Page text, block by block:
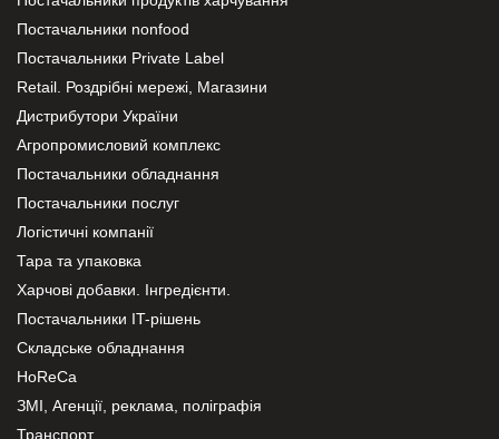
Постачальники nonfood
Постачальники Private Label
Retail. Роздрібні мережі, Магазини
Дистрибутори України
Агропромисловий комплекс
Постачальники обладнання
Постачальники послуг
Логістичні компанії
Тара та упаковка
Харчові добавки. Інгредієнти.
Постачальники IT-рішень
Складське обладнання
HoReCa
ЗМІ, Агенції, реклама, поліграфія
Транспорт